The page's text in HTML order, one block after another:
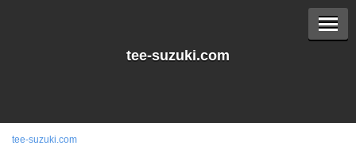
tee-suzuki.com
tee-suzuki.com